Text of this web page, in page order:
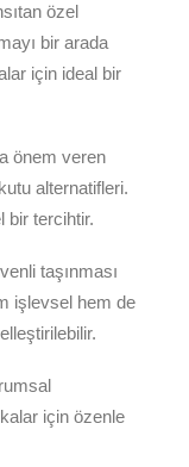
özel
bir arada
için ideal bir
önem veren
alternatifleri.
bir tercihtir.
taşınması
işlevsel hem de
için özenle